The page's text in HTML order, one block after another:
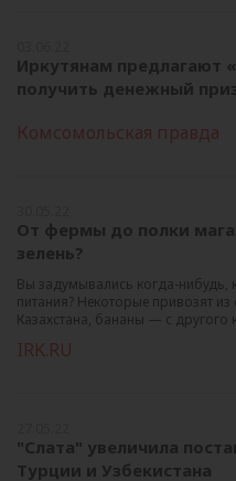
Иркутянам предлагают
получить денежный
Комсомольская правда
От фермы до полки
зелень?
Вы задумывались когда-нибудь,
питания? Некоторые привозят из
Казахстана, бананы — с другого
IRK.RU
"Слата" увеличила
Турции и Узбекистана